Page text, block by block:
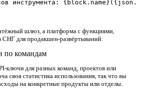
шлюз, а платформа с функциями,
СНГ для продакшен-развёртываний:
по командам
ключи для разных команд, проектов или
своя статистика использования, так что вы
на конкретные продукты или отделы.